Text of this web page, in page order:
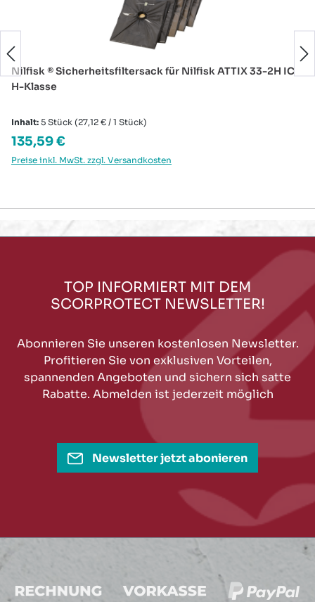
Nilfisk ® Sicherheitsfiltersack für Nilfisk ATTIX 33-2H IC
H-Klasse
Inhalt: 5 Stück (27,12 € / 1 Stück)
Regulärer Preis:
135,59 €
Preise inkl. MwSt. zzgl. Versandkosten
TOP INFORMIERT MIT DEM
SCORPROTECT NEWSLETTER!
Abonnieren Sie unseren kostenlosen Newsletter.
Profitieren Sie von exklusiven Vorteilen,
spannenden Angeboten und sichern sich satte
Rabatte. Abmelden ist jederzeit möglich
Newsletter jetzt abonieren